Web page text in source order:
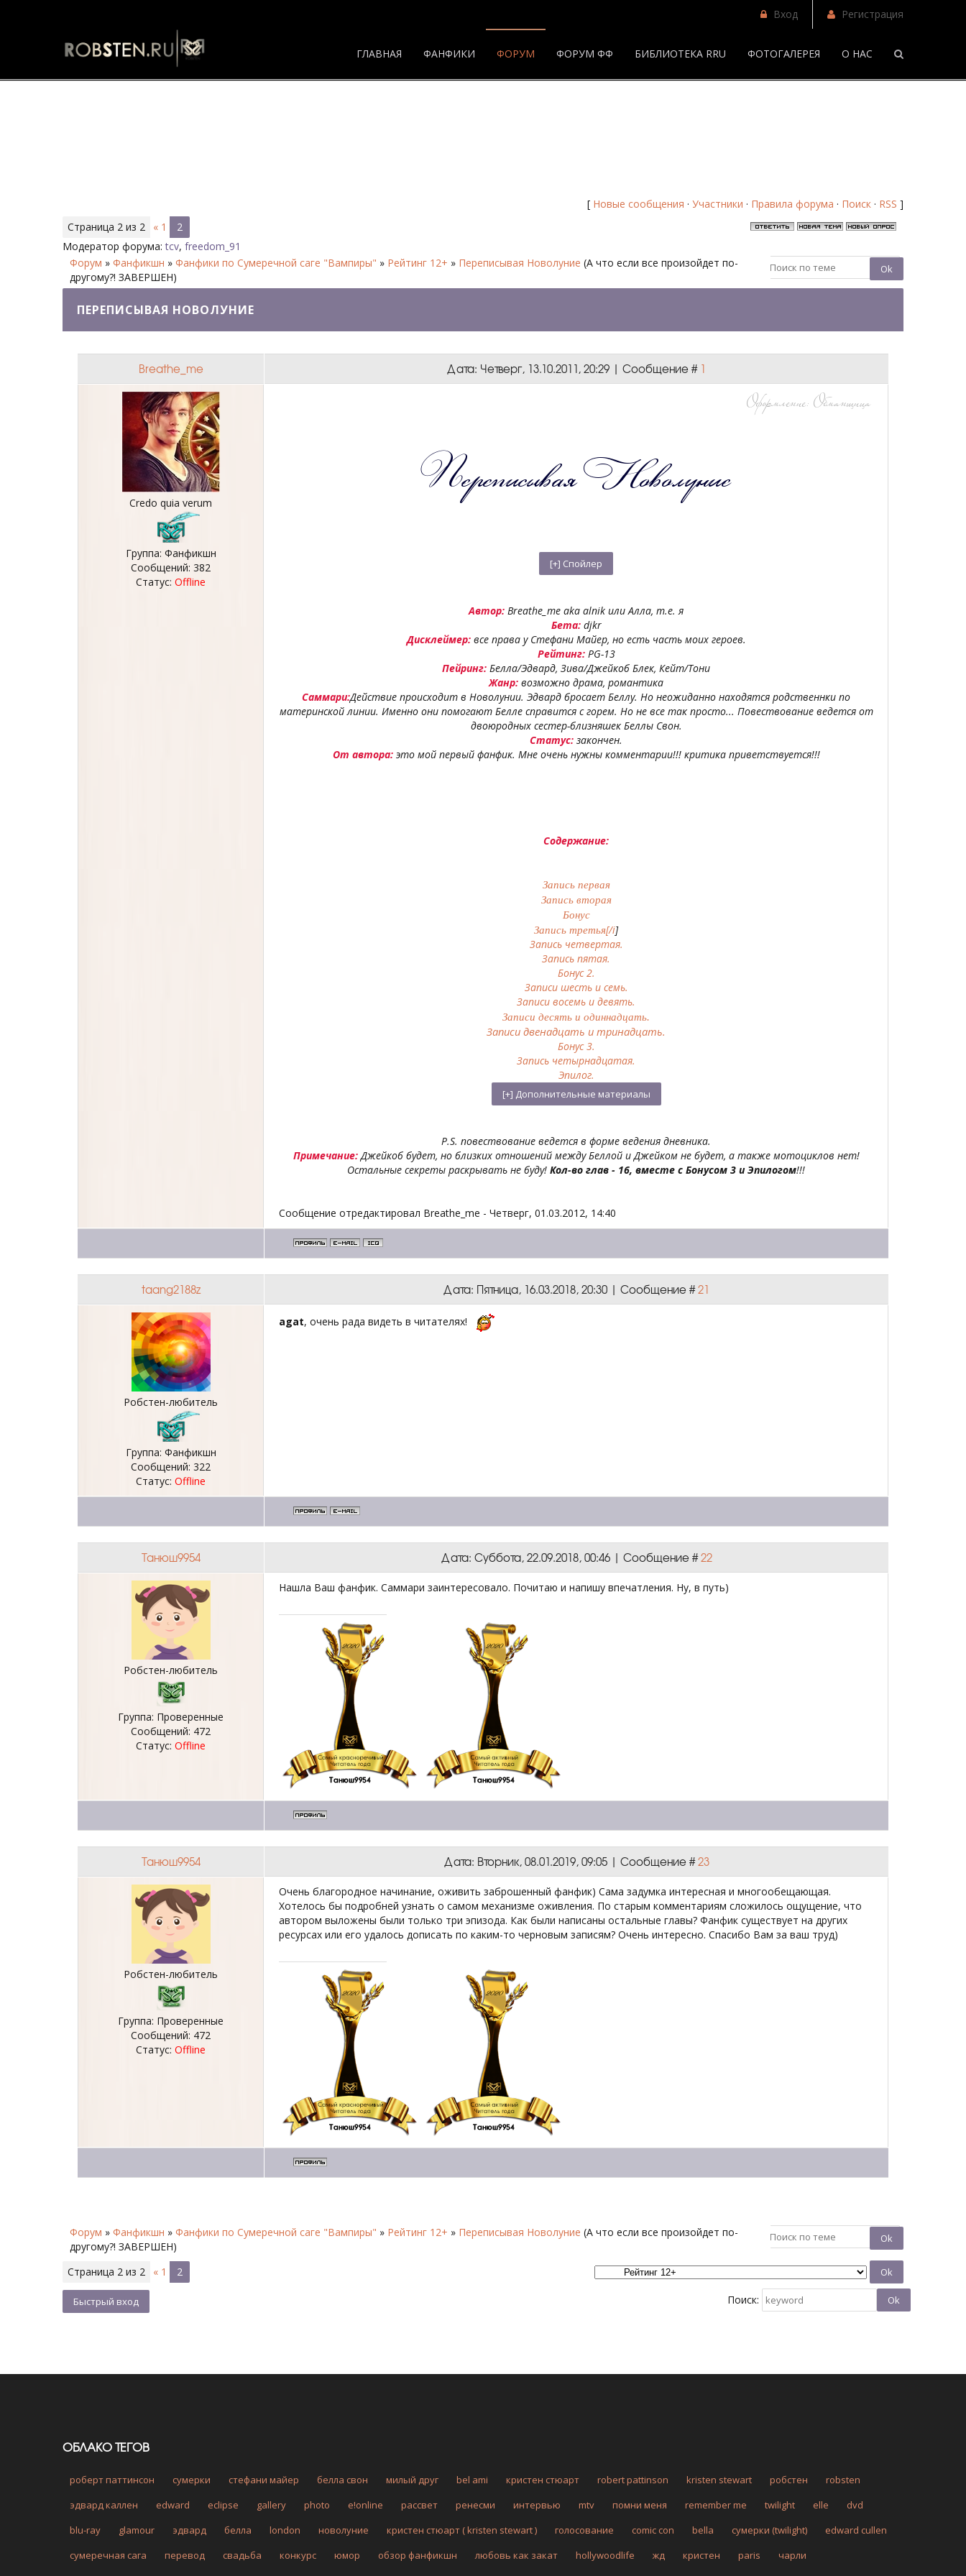
Вход Регистрация
ГЛАВНАЯ ФАНФИКИ ФОРУМ ФОРУМ ФФ БИБЛИОТЕКА RRU ФОТОГАЛЕРЕЯ О НАС
[ Новые сообщения · Участники · Правила форума · Поиск · RSS ]
Страница 2 из 2 « 1
2
Модератор форума:tcv, freedom_91
Форум » Фанфикшн » Фанфики по Сумеречной саге "Вампиры" » Рейтинг 12+ » Переписывая Новолуние (А что если все произойдет по-
другому?! ЗАВЕРШЕН)
ПЕРЕПИСЫВАЯ НОВОЛУНИЕ
Breathe_me Дата: Четверг, 13.10.2011, 20:29 | Сообщение # 1
Credo quia verum
Группа: Фанфикшн
Сообщений: 382
Статус: Offline
Автор: Breathe_me aka alnik или Алла, т.е. я
Бета:djkr
Дисклеймер:все права у Стефани Майер, но есть часть моих героев.
Рейтинг:PG-13
Пейринг: Белла/Эдвард, Зива/Джейкоб Блек, Кейт/Тони
Жанр: возможно драма, романтика
Саммари:Действие происходит в Новолунии. Эдвард бросает Беллу. Но неожиданно находятся родственнки по
материнской линии. Именно они помогают Белле справится с горем. Но не все так просто... Повествование ведется от
двоюродных сестер-близняшек Беллы Свон.
Статус: закончен.
От автора:это мой первый фанфик. Мне очень нужны комментарии!!! критика приветствуется!!!
Содержание:
Запись первая
Запись вторая
Бонус
Запись третья[/i]
Запись четвертая.
Запись пятая.
Бонус 2.
Записи шесть и семь.
Записи восемь и девять.
Записи десять и одиннадцать.
Записи двенадцать и тринадцать.
Бонус 3.
Запись четырнадцатая.
Эпилог.
P.S. повествование ведется в форме ведения дневника.
Примечание:Джейкоб будет, но близких отношений между Беллой и Джейком не будет, а также мотоциклов нет!
Остальные секреты раскрывать не буду! Кол-во глав - 16, вместе с Бонусом 3 и Эпилогом!!!
Сообщение отредактировал Breathe_me - Четверг, 01.03.2012, 14:40
taang2188z Дата: Пятница, 16.03.2018, 20:30 | Сообщение #21
Робстен-любитель
Группа: Фанфикшн
Сообщений: 322
Статус: Offline
agat, очень рада видеть в читателях!
Танюш9954 Дата: Суббота, 22.09.2018, 00:46 | Сообщение #22
Робстен-любитель
Группа: Проверенные
Сообщений: 472
Статус: Offline
Нашла Ваш фанфик. Саммари заинтересовало. Почитаю и напишу впечатления. Ну, в путь)
Танюш9954 Дата: Вторник, 08.01.2019, 09:05 | Сообщение #23
Робстен-любитель
Группа: Проверенные
Сообщений: 472
Статус: Offline
Очень благородное начинание, оживить заброшенный фанфик) Сама задумка интересная и многообещающая.
Хотелось бы подробней узнать о самом механизме оживления. По старым комментариям сложилось ощущение, что
автором выложены были только три эпизода. Как были написаны остальные главы? Фанфик существует на других
ресурсах или его удалось дописать по каким-то черновым записям? Очень интересно. Спасибо Вам за ваш труд)
Форум » Фанфикшн » Фанфики по Сумеречной саге "Вампиры" » Рейтинг 12+ » Переписывая Новолуние (А что если все произойдет по-
другому?! ЗАВЕРШЕН)
Страница 2 из 2 « 1 2
Поиск:
ОБЛАКО ТЕГОВ
роберт паттинсон сумерки стефани майер белла свон милый друг bel ami кристен стюарт robert pattinson kristen stewart робстен
robsten
эдвард каллен
edward eclipse gallery photo e!online рассвет ренесми интервью mtv помни меня remember me twilight elle
dvd
blu-ray
glamour эдвард белла london новолуние кристен стюарт ( kristen stewart ) голосование comic con bella сумерки (twilight)
edward cullen
сумеречная сага
перевод свадьба конкурс юмор обзор фанфикшн любовь как закат hollywoodlife жд кристен paris
чарли